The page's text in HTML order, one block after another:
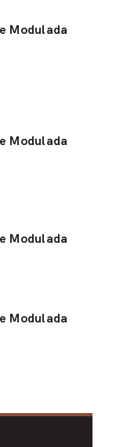
Modulada
Modulada
Modulada
Modulada